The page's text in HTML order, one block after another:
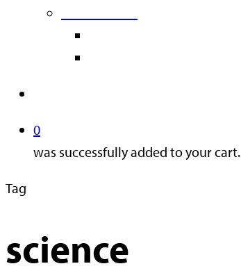
0
was successfully added to your cart.
Tag
science